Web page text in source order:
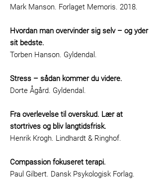
Mark Manson. Forlaget Memoris. 2018.
Hvordan man overvinder sig selv – og yder
sit bedste.
Torben Hanson. Gyldendal.
Stress – sådan kommer du videre.
Dorte Ågård. Gyldendal.
Fra overlevelse til overskud. Lær at
stortrives og bliv langtidsfrisk.
Henrik Krogh. Lindhardt & Ringhof.
Compassion fokuseret terapi.
Paul Gilbert. Dansk Psykologisk Forlag.